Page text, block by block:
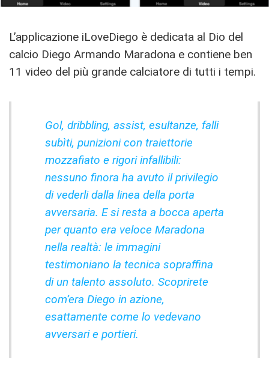
L’applicazione iLoveDiego è dedicata al Dio del
calcio Diego Armando Maradona e contiene ben
11 video del più grande calciatore di tutti i tempi.
Gol, dribbling, assist, esultanze, falli
subìti, punizioni con traiettorie
mozzafiato e rigori infallibili:
nessuno finora ha avuto il privilegio
di vederli dalla linea della porta
avversaria. E si resta a bocca aperta
per quanto era veloce Maradona
nella realtà: le immagini
testimoniano la tecnica sopraffina
di un talento assoluto. Scoprirete
com’era Diego in azione,
esattamente come lo vedevano
avversari e portieri.